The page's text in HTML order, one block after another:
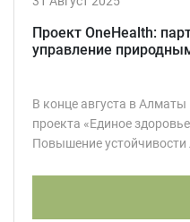
Проект OneHealth:
управление
В конце августа в
проекта «Единое
Повышение